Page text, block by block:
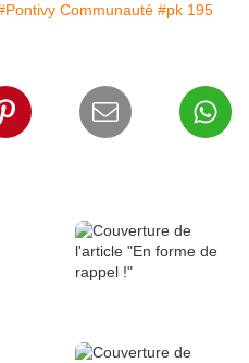
Communauté #pk 195